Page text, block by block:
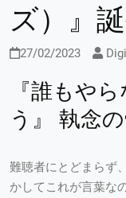
ズ）』
27/02/2023
『誰もや
う』 執念
難聴者にとどまらず
かしてこれが言葉な